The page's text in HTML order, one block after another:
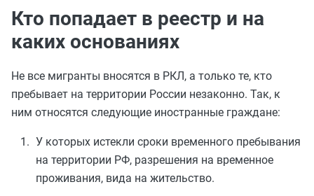
Кто попадает в реестр и на
каких основаниях
Не все мигранты вносятся в РКЛ, а только те, кто
пребывает на территории России незаконно. Так, к
ним относятся следующие иностранные граждане:
У которых истекли сроки временного пребывания
на территории РФ, разрешения на временное
проживания, вида на жительство.